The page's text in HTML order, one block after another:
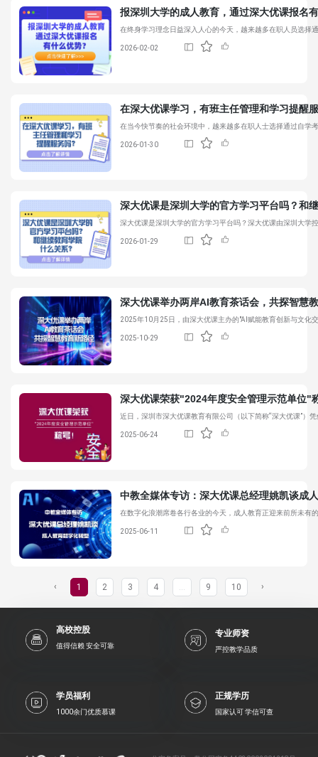
报深圳大学的成人教育，通过深大优课报名
在终身学习理念日益深入人心的今天，越来越多在职人员选择
2026-02-02
在深大优课学习，有班主任管理和学习提醒
在当今快节奏的社会环境中，越来越多在职人士选择通过自学
2026-01-30
深大优课是深圳大学的官方学习平台吗？和
深大优课是深圳大学的官方学习平台吗？深大优课由深圳大学
2026-01-29
深大优课举办两岸AI教育茶话会，共探智慧
2025年10月25日，由深大优课主办的"AI赋能教育创新与文化
2025-10-29
深大优课荣获"2024年度安全管理示范单位"
近日，深圳市深大优课教育有限公司（以下简称“深大优课”）
2025-06-24
中教全媒体专访： 深大优课总经理姚凯谈成
在数字化浪潮席卷各行各业的今天，成人教育正迎来前所未有
2025-06-11
‹ 1 2 3 4 ... 9 10 ›
高校控股
值得信赖 安全可靠
专业师资
严控教学品质
学员福利
1000余门优质慕课
正规学历
国家认可 学信可查